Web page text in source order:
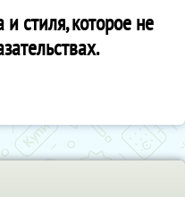
стиля, которое не